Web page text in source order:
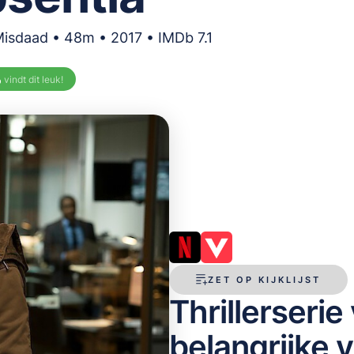
• 48m • 2017 • IMDb 7.1
vindt dit leuk!
ZET OP KIJKLIJST
Thrillerserie